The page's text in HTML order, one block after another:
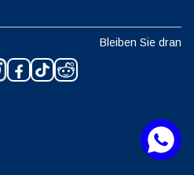
Bleiben Sie dran